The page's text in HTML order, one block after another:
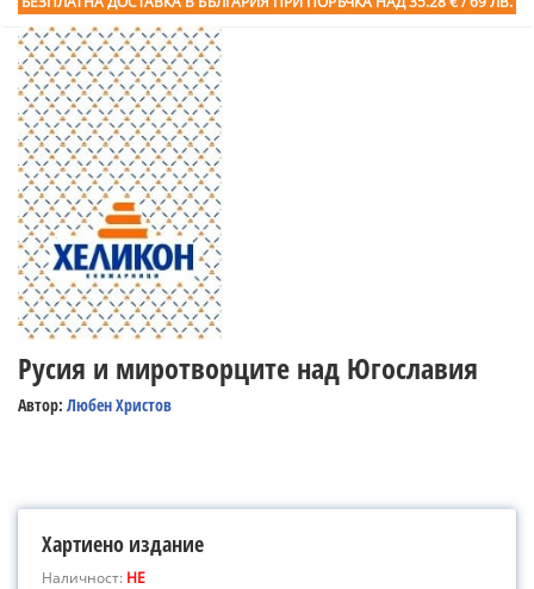
Русия и миротворците над Югославия
Автор: Любен Христов
Хартиено издание
Наличност: НЕ